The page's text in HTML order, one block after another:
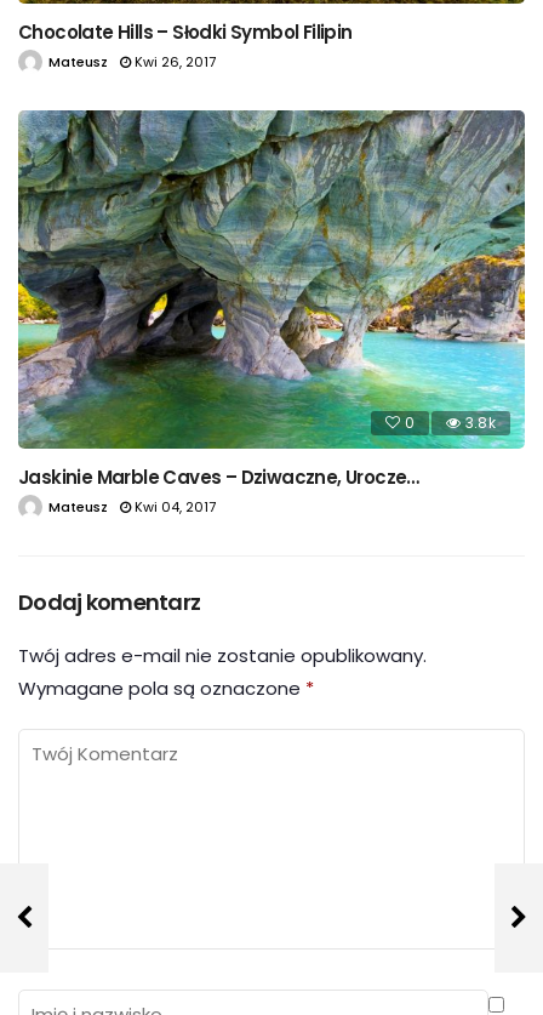
Chocolate Hills – Słodki Symbol Filipin
Mateusz Kwi 26, 2017
0 3.8k
Jaskinie Marble Caves – Dziwaczne, Urocze…
Mateusz Kwi 04, 2017
Dodaj komentarz
Twój adres e-mail nie zostanie opublikowany.
Wymagane pola są oznaczone *